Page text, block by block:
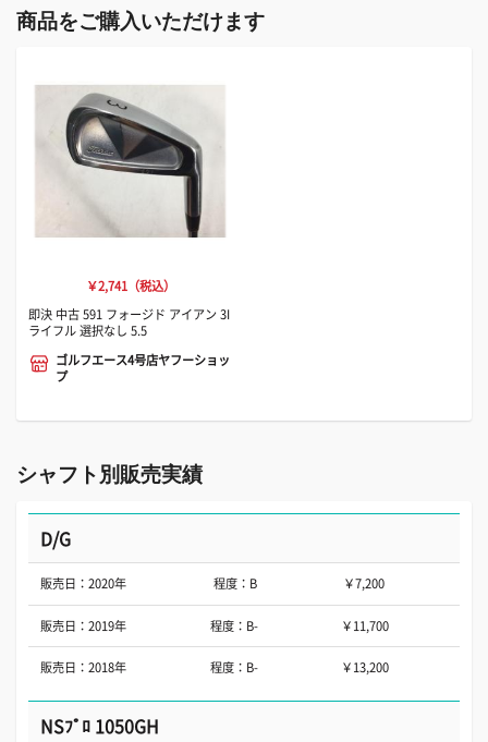
商品をご購入いただけます
￥2,741（税込）
即決 中古 591 フォージド アイアン 3I
ライフル 選択なし 5.5
ゴルフエース4号店ヤフーショッ
プ
シャフト別販売実績
D/G
販売日：2020年 程度：B ￥7,200
販売日：2019年 程度：B- ￥11,700
販売日：2018年 程度：B- ￥13,200
NSﾌﾟﾛ 1050GH